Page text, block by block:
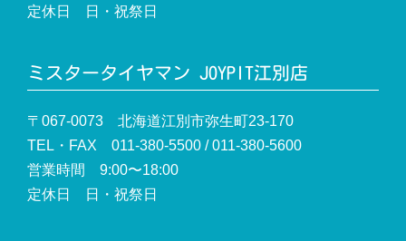
定休日 日・祝祭日
ミスタータイヤマン JOYPIT江別店
〒067-0073 北海道江別市弥生町23-170
TEL・FAX 011-380-5500 / 011-380-5600
営業時間 9:00〜18:00
定休日 日・祝祭日